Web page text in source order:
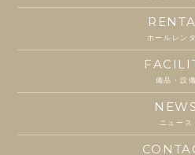
ホールレン
備品・設備
NEWS
ニュース